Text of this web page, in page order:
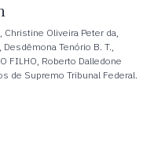
Christine Oliveira Peter da,
Desdêmona Tenório B. T.,
FILHO, Roberto Dalledone
de Supremo Tribunal Federal.